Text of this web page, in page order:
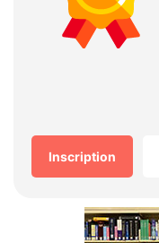
Inscription